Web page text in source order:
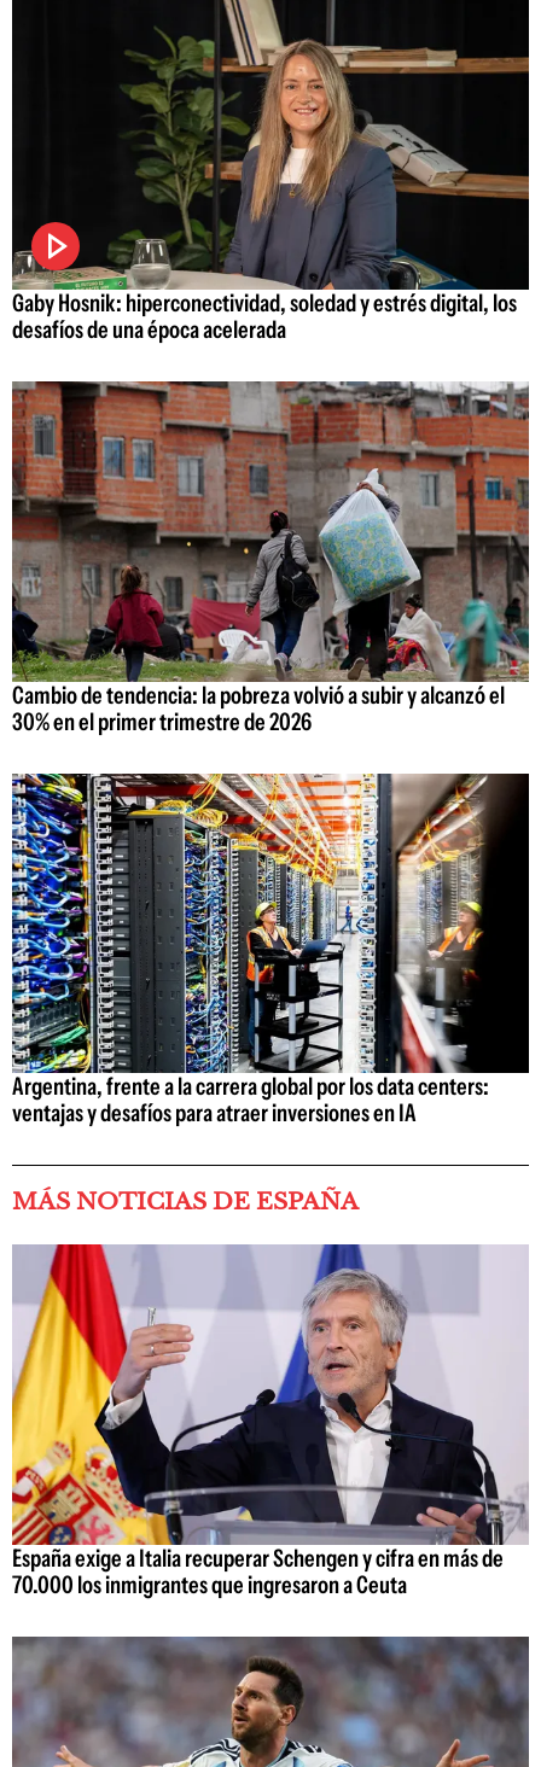
Gaby Hosnik: hiperconectividad, soledad y estrés digital, los
desafíos de una época acelerada
Cambio de tendencia: la pobreza volvió a subir y alcanzó el
30% en el primer trimestre de 2026
Argentina, frente a la carrera global por los data centers:
ventajas y desafíos para atraer inversiones en IA
MÁS NOTICIAS DE ESPAÑA
España exige a Italia recuperar Schengen y cifra en más de
70.000 los inmigrantes que ingresaron a Ceuta